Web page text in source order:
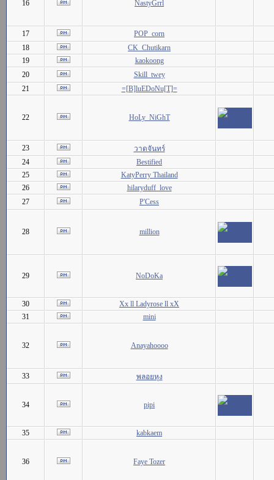
16 NastyGrrl
17
POP_corn
18
CK_Chutikarn
19
kaokoong
20
Skill_twey
21
=[B]luEDoNu[T]=
22 HoLy_NiGhT
23
วาดจันทร์
24
Bestified
25
KatyPerry Thailand
26
hilaryduff_love
27
P'Cess
28 million
29 NoDoKa
30
Xx ll Ladyrose ll xX
31
mini
32 Anayahoooo
33 พลอยหุง
34 pipi
35 kabkaem
36 Faye Tozer